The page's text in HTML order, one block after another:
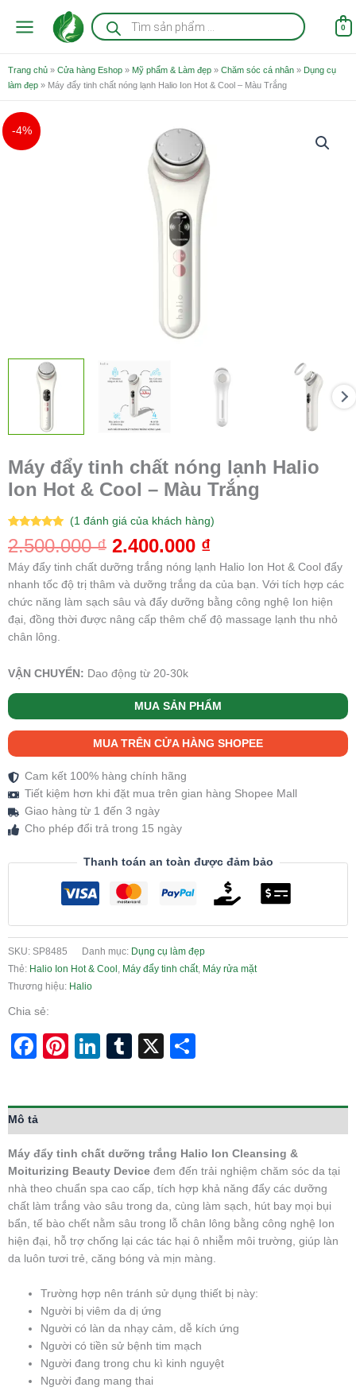
Tìm
kiếm
sản
0
Trang chủ » Cửa hàng Eshop » Mỹ phẩm & Làm đẹp » Chăm sóc cá nhân » Dụng cụ
làm đẹp » Máy đẩy tinh chất nóng lạnh Halio Ion Hot & Cool – Màu Trắng
-4%
Máy đẩy tinh chất nóng lạnh Halio
Ion Hot & Cool – Màu Trắng
5.00trên 5
dựa trên
1
(1đánh giá của khách hàng)
2.500.000₫
2.500.000 ₫.
2.400.000 ₫
Máy đẩy tinh chất dưỡng trắng nóng lạnh Halio Ion Hot & Cool đẩy
nhanh tốc độ trị thâm và dưỡng trắng da của bạn. Với tích hợp các
chức năng làm sạch sâu và đẩy dưỡng bằng công nghệ Ion hiện
đại, đồng thời được nâng cấp thêm chế độ massage lạnh thu nhỏ
chân lông.
VẬN CHUYỂN: Dao động từ 20-30k
MUA SẢN PHẨM
MUA TRÊN CỬA HÀNG SHOPEE
Cam kết 100% hàng chính hãng
Tiết kiệm hơn khi đặt mua trên gian hàng Shopee Mall
Giao hàng từ 1 đến 3 ngày
Cho phép đổi trả trong 15 ngày
Thanh toán an toàn được đảm bảo
SKU: SP8485 Danh mục: Dụng cụ làm đẹp
Thẻ: Halio Ion Hot & Cool Máy đẩy tinh chất, Máy rửa mặt
Thương hiệu: Halio
Chia sẻ:
Facebook
Pinterest
LinkedIn
Tumblr
X
Mô tả
Máy đẩy tinh chất dưỡng trắng Halio Ion Cleansing &
Moiturizing Beauty Device đem đến trải nghiệm chăm sóc da tại
nhà theo chuẩn spa cao cấp, tích hợp khả năng đẩy các dưỡng
chất làm trắng vào sâu trong da, cùng làm sạch, hút bay mọi bụi
bẩn, tế bào chết nằm sâu trong lỗ chân lông bằng công nghệ Ion
hiện đại, hỗ trợ chống lại các tác hại ô nhiễm môi trường, giúp làn
da luôn tươi trẻ, căng bóng và mịn màng.
Trường hợp nên tránh sử dụng thiết bị này:
Người bị viêm da dị ứng
Người có làn da nhạy cảm, dễ kích ứng
Người có tiền sử bệnh tim mạch
Người đang trong chu kì kinh nguyệt
Người đang mang thai